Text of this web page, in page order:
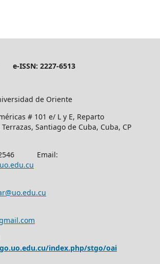
e-ISSN: 2227-6513
de Oriente
# 101 e/ L y E, Reparto
Santiago de Cuba, Cuba, CP
Email:
index.php/stgo/oai